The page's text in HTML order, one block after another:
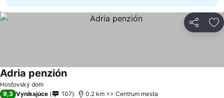
Zdieľať
Hosťovský dom
Adria penzión
9,3 Vynikajúce 107 0.2 km >> Centrum mesta